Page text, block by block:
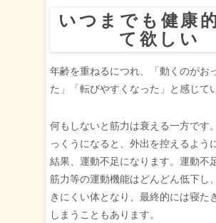
いつまでも健康
て欲しい
年齢を重ねるにつれ、「動くのがお
た」「転びやすくなった」と感じて
何もしないと筋力は衰える一方です
っくうになると、外出を控えるよう
結果、運動不足になります。運動不
筋力等の運動機能はどんどん低下し
きにくい体となり、最終的には寝た
しまうこともあります。